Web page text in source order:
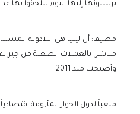
يرسلونها إليها اليوم ليلحقوا بها
مضيفا: أن ليبيا هى اللادولة
مباشرا بالعملات الصعبة من
وأصبحت منذ 2011
ملعباً لدول الجوار المأزومة